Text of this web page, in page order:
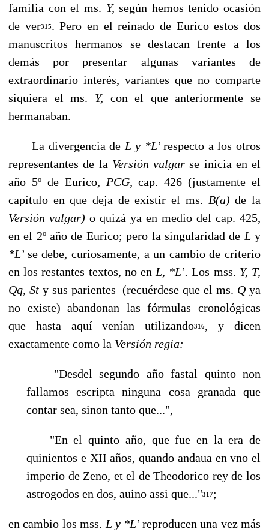
familia con el ms. Y,según hemos tenido oca­sión
de ver315. Pero en el reinado de Eurico estos dos
manuscritos hermanos se destacan frente a los
demás por presentar algunas variantes de
extraordinario interés, variantes que no comparte
siquiera el ms. Y, con el que anteriormente se
hermanaban.
La divergencia de L y *L’respecto a los otros
representantes de la Versión vulgarse inicia en el
año 5º de Eurico, PCG,cap. 426 (justamente el
capítulo en que deja de exis­tir el ms. B(a)de la
Versión vulgar) o quizá ya en medio del cap. 425,
en el 2º año de Eurico; pero la singularidad de Ly
*L’ se debe, curiosamente, a un cambio de criterio
en los restantes textos, no en L, *L’.Los mss. Y, T,
Qq, St y sus parientes (recuérdese que el ms. Qya
no existe) abandonan las fórmulas cronológicas
que hasta aquí venían utilizando316, y dicen
exactamente como la Versión regia:
"Desdel segundo año fastal quinto non
fallamos escripta ninguna cosa granada que
contar sea, sinon tanto que...",
"En el quinto año, que fue en la era de
quinientos e XII años, quando andaua en vno el
imperio de Zeno, et el de Theodorico rey de los
astrogodos en dos, auino assi que..."317;
en cambio los mss. L y *L’ reproducen una vez más